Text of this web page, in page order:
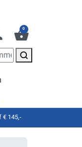
shopping_basket
0
€ 145,-